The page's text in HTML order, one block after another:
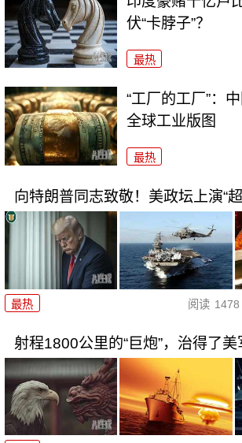
伏“卡脖子”？
最热
“工厂的工厂”：
全球工业版图
最热
向特朗普同志致敬！美政坛上演“
最热 阅读 1478
射程1800公里的“巨炮”，治得了美